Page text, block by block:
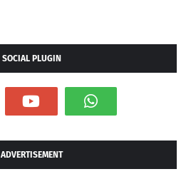
SOCIAL PLUGIN
ADVERTISEMENT